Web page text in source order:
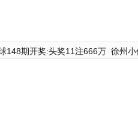
148期开奖:头奖11注666万 徐州